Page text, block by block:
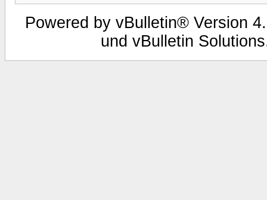
Powered by vBulletin® Version
und vBulletin